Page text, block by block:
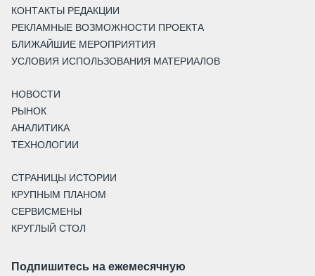
КОНТАКТЫ РЕДАКЦИИ
РЕКЛАМНЫЕ ВОЗМОЖНОСТИ ПРОЕКТА
БЛИЖАЙШИЕ МЕРОПРИЯТИЯ
УСЛОВИЯ ИСПОЛЬЗОВАНИЯ МАТЕРИАЛОВ
НОВОСТИ
РЫНОК
АНАЛИТИКА
ТЕХНОЛОГИИ
СТРАНИЦЫ ИСТОРИИ
КРУПНЫМ ПЛАНОМ
СЕРВИСМЕНЫ
КРУГЛЫЙ СТОЛ
Подпишитесь на ежемесячную